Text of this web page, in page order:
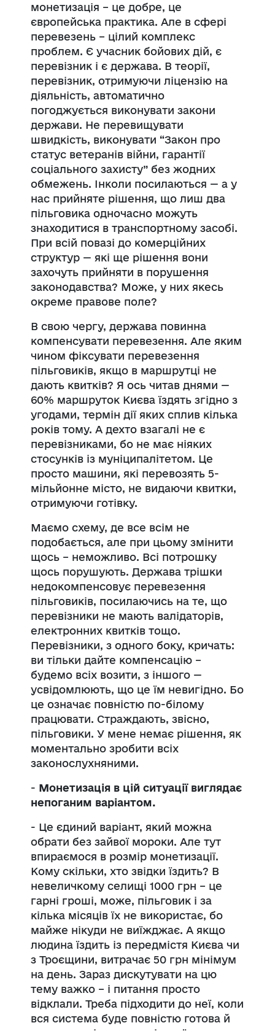
монетизація – це добре, це
європейська практика. Але в сфері
перевезень – цілий комплекс
проблем. Є учасник бойових дій, є
перевізник і є держава. В теорії,
перевізник, отримуючи ліцензію на
діяльність, автоматично
погоджується виконувати закони
держави. Не перевищувати
швидкість, виконувати “Закон про
статус ветеранів війни, гарантії
соціального захисту” без жодних
обмежень. Інколи посилаються — а у
нас прийняте рішення, що лиш два
пільговика одночасно можуть
знаходитися в транспортному засобі.
При всій повазі до комерційних
структур — які ще рішення вони
захочуть прийняти в порушення
законодавства? Може, у них якесь
окреме правове поле?
В свою чергу, держава повинна
компенсувати перевезення. Але яким
чином фіксувати перевезення
пільговиків, якщо в маршрутці не
дають квитків? Я ось читав днями —
60% маршруток Києва їздять згідно з
угодами, термін дії яких сплив кілька
років тому. А дехто взагалі не є
перевізниками, бо не має ніяких
стосунків із муніципалітетом. Це
просто машини, які перевозять 5-
мільйонне місто, не видаючи квитки,
отримуючи готівку.
Маємо схему, де все всім не
подобається, але при цьому змінити
щось – неможливо. Всі потрошку
щось порушують. Держава трішки
недокомпенсовує перевезення
пільговиків, посилаючись на те, що
перевізники не мають валідаторів,
електронних квитків тощо.
Перевізники, з одного боку, кричать:
ви тільки дайте компенсацію –
будемо всіх возити, з іншого —
усвідомлюють, що це їм невигідно. Бо
це означає повністю по-білому
працювати. Страждають, звісно,
пільговики. У мене немає рішення, як
моментально зробити всіх
законослухняними.
- Монетизація в цій ситуації виглядає
непоганим варіантом.
- Це єдиний варіант, який можна
обрати без зайвої мороки. Але тут
впираємося в розмір монетизації.
Кому скільки, хто звідки їздить? В
невеличкому селищі 1000 грн – це
гарні гроші, може, пільговик і за
кілька місяців їх не використає, бо
майже нікуди не виїжджає. А якщо
людина їздить із передмістя Києва чи
з Троєщини, витрачає 50 грн мінімум
на день. Зараз дискутувати на цю
тему важко – і питання просто
відклали. Треба підходити до неї, коли
вся система буде повністю готова й